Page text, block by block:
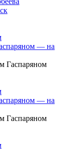
— на
— на